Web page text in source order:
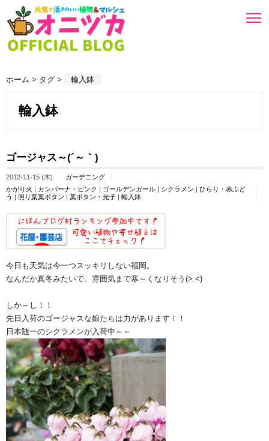
ホーム > タグ > 輸入鉢
輸入鉢
ゴージャス～(´～｀)
2012-11-15 (木)
ガーデニング
かがり火 | カンパーナ・ピンク | ゴールデンガール | シクラメン | ひらり・赤ぶど
う | 照り葉葉ボタン | 葉ボタン・光子 | 輸入鉢
今日も天気は今一つスッキリしない福岡。
なんだか真冬みたいで、雰囲気まで寒～くなりそう(>.<)
しか～し！！
先日入荷のゴージャスな娘たちは力があります！！
日本随一のシクラメンが入荷中～～